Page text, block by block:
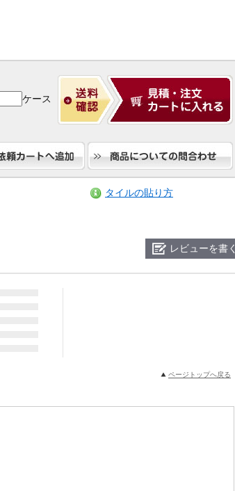
ケース
タイルの貼り方
レビューを書く
ページトップへ戻る